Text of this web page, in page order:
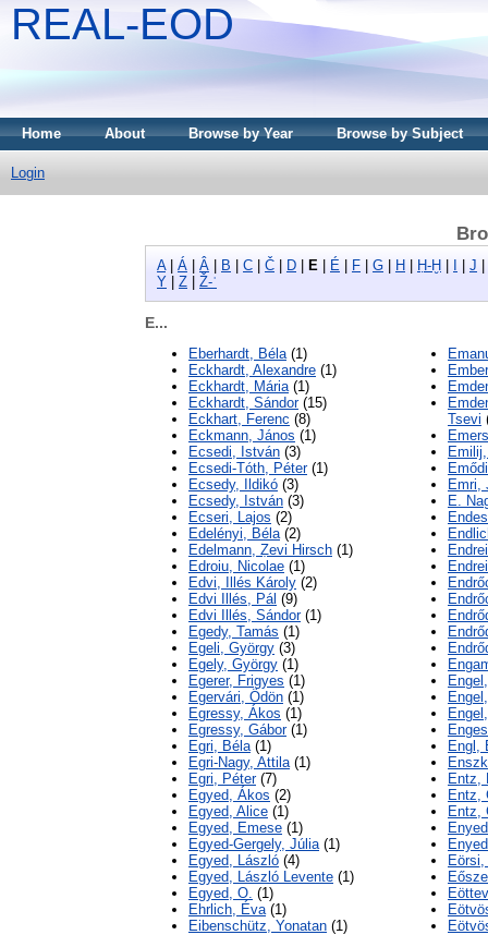
REAL-EOD
Home About Browse by Year Browse by Subject
Login
A| Á Â B C Č D E É F G H Ḥ-Ḫ J
Y
Z Ž-ʾ
E...
Eberhardt, Béla(1)
Eckhardt, Alexandre (1)
Eckhardt, Mária(1)
Eckhardt, Sándor(15)
Eckhart, Ferenc (8)
Eckmann, János (1)
Ecsedi, István (3)
Ecsedi-Tóth, Péter(1)
Ecsedy, Ildikó (3)
Ecsedy, István (3)
Ecseri, Lajos (2)
Edelényi, Béla(2)
Edelmann, Ẓevi Hirsch (1)
Edroiu, Nicolae (1)
Edvi, Illés Károly (2)
Edvi Illés, Pál (9)
Edvi Illés, Sándor(1)
Egedy, Tamás (1)
Egeli, György (3)
Egely, György (1)
Egerer, Frigyes (1)
Egervári, Ödön (1)
Egressy, Ákos (1)
Egressy, Gábor(1)
Egri, Béla(1)
Egri-Nagy, Attila(1)
Egri, Péter(7)
Egyed, Ákos (2)
Egyed, Alice (1)
Egyed, Emese (1)
Egyed-Gergely, Júlia(1)
Egyed, László (4)
Egyed, László Levente (1)
Egyed, O. (1)
Ehrlich, Éva(1)
Eibenschütz, Yonatan (1)
Tsevi
Emri,
E.
Engl,
Entz,
Entz,
Entz,